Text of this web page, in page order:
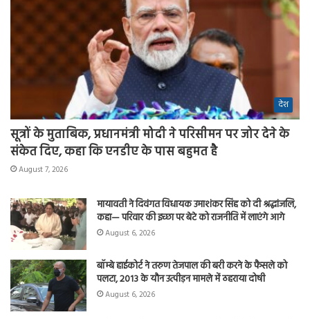
देश
सूत्रों के मुताबिक, प्रधानमंत्री मोदी ने परिसीमन पर जोर देने के
संकेत दिए, कहा कि एनडीए के पास बहुमत है
August 7, 2026
मायावती ने दिवंगत विधायक उमाशंकर सिंह को दी श्रद्धांजलि,
कहा— परिवार की इच्छा पर बेटे को राजनीति में लाएंगे आगे
August 6, 2026
बॉम्बे हाईकोर्ट ने तरुण तेजपाल की बरी करने के फैसले को
पलटा, 2013 के यौन उत्पीड़न मामले में ठहराया दोषी
August 6, 2026